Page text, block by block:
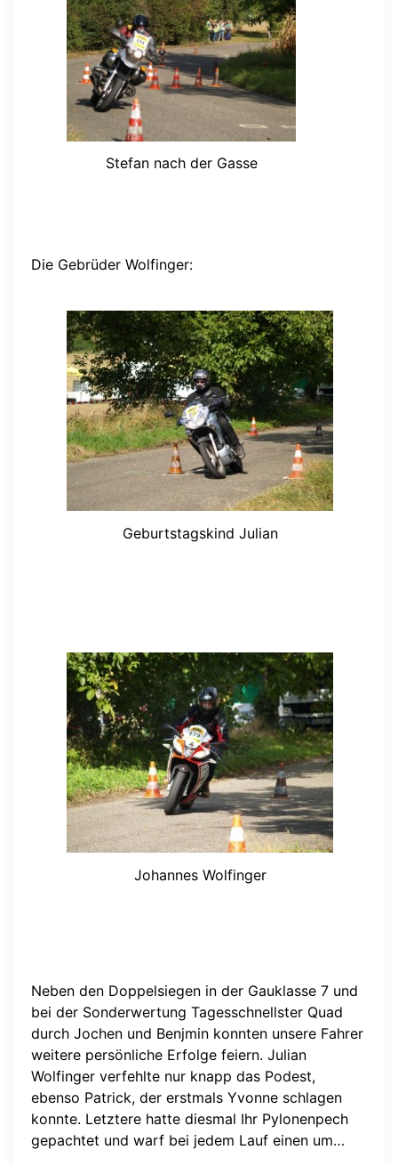
Stefan nach der Gasse
Die Gebrüder Wolfinger:
Geburtstagskind Julian
Johannes Wolfinger
Neben den Doppelsiegen in der Gauklasse 7 und
bei der Sonderwertung Tagesschnellster Quad
durch Jochen und Benjmin konnten unsere Fahrer
weitere persönliche Erfolge feiern. Julian
Wolfinger verfehlte nur knapp das Podest,
ebenso Patrick, der erstmals Yvonne schlagen
konnte. Letztere hatte diesmal Ihr Pylonenpech
gepachtet und warf bei jedem Lauf einen um…